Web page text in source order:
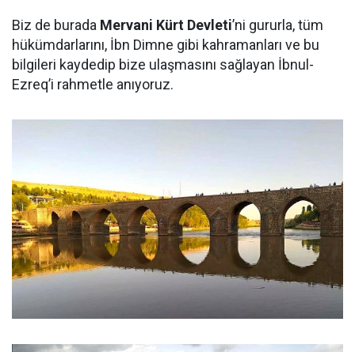
Biz de burada Mervani Kürt Devleti’ni gururla, tüm
hükümdarlarını, İbn Dimne gibi kahramanları ve bu
bilgileri kaydedip bize ulaşmasını sağlayan İbnul-
Ezreq’i rahmetle anıyoruz.